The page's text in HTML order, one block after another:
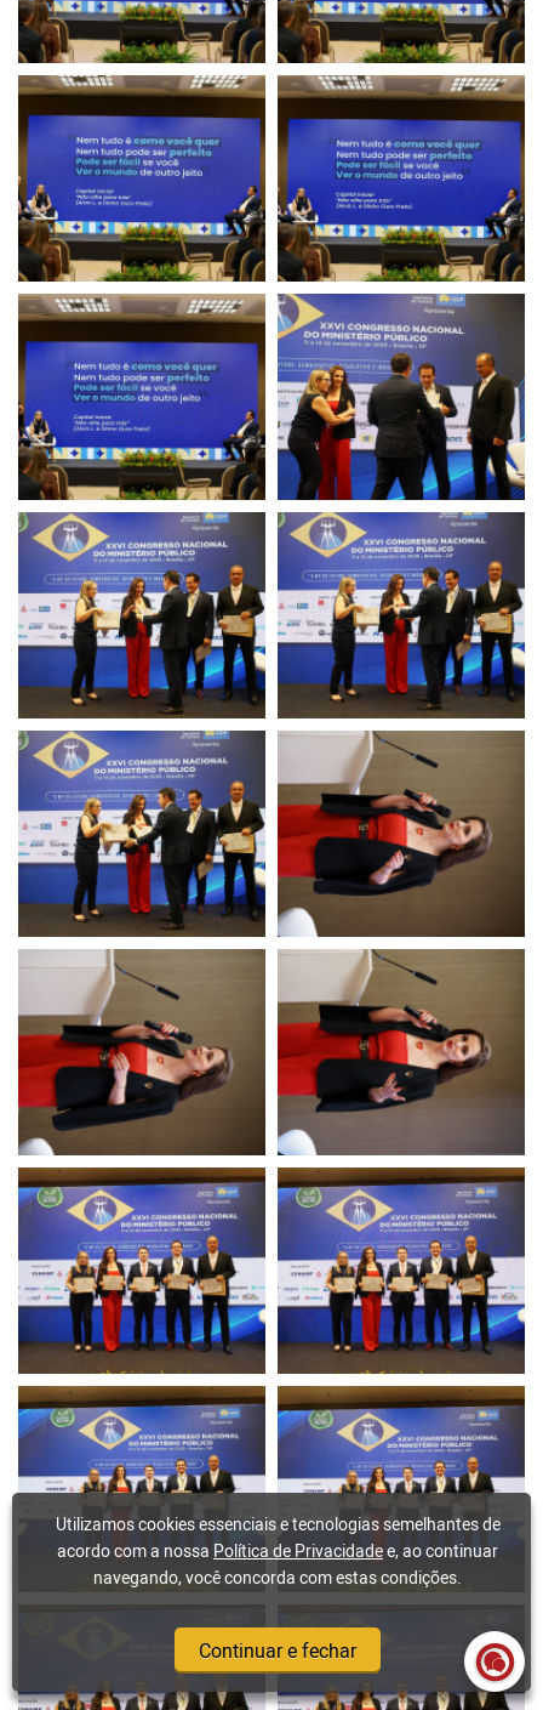
Utilizamos cookies essenciais e tecnologias semelhantes de
acordo com a nossa Política de Privacidadee, ao continuar
navegando, você concorda com estas condições.
Continuar e fechar